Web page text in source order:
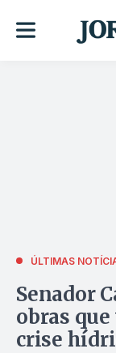
ÚLTIMAS
Senador
obras
crise